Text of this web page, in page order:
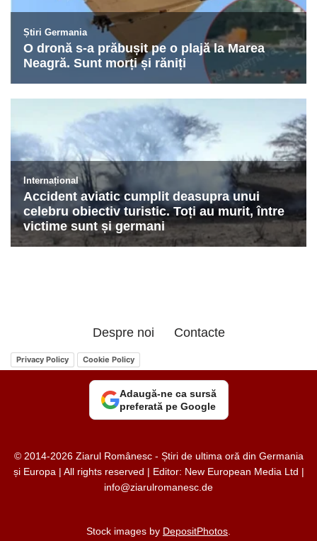
Despre noi Contacte
Privacy Policy Cookie Policy
Adaugă-ne ca sursă
preferată pe Google
© 2014-2026 Ziarul Românesc - Știri de ultima oră din Germania
și Europa | All rights reserved | Editor: New European Media Ltd |
info@ziarulromanesc.de
Stock images by DepositPhotos.